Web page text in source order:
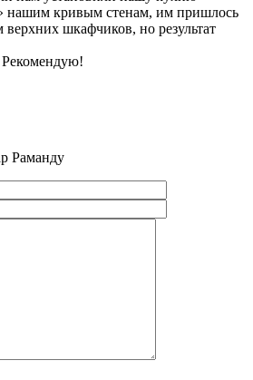
нашим кривым стенам, им пришлось
шкафчиков, но результат
Раманду